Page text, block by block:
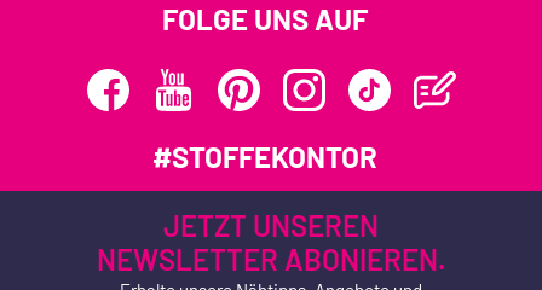
FOLGE UNS AUF
#STOFFEKONTOR
JETZT UNSEREN
NEWSLETTER ABONIEREN.